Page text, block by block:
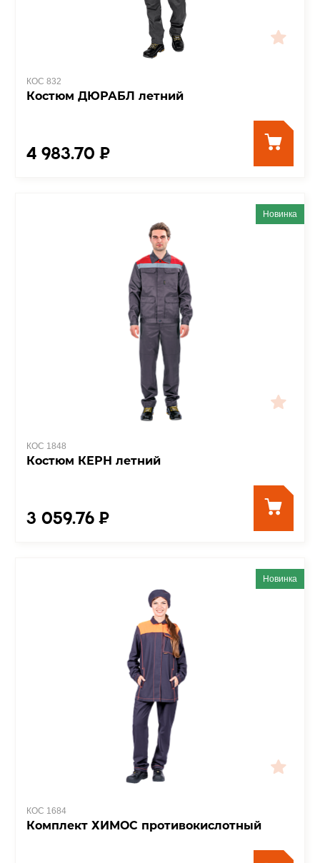
КОС 832
Костюм ДЮРАБЛ летний
4 983.70 ₽
Новинка
КОС 1848
Костюм КЕРН летний
3 059.76 ₽
Новинка
КОС 1684
Комплект ХИМОС противокислотный